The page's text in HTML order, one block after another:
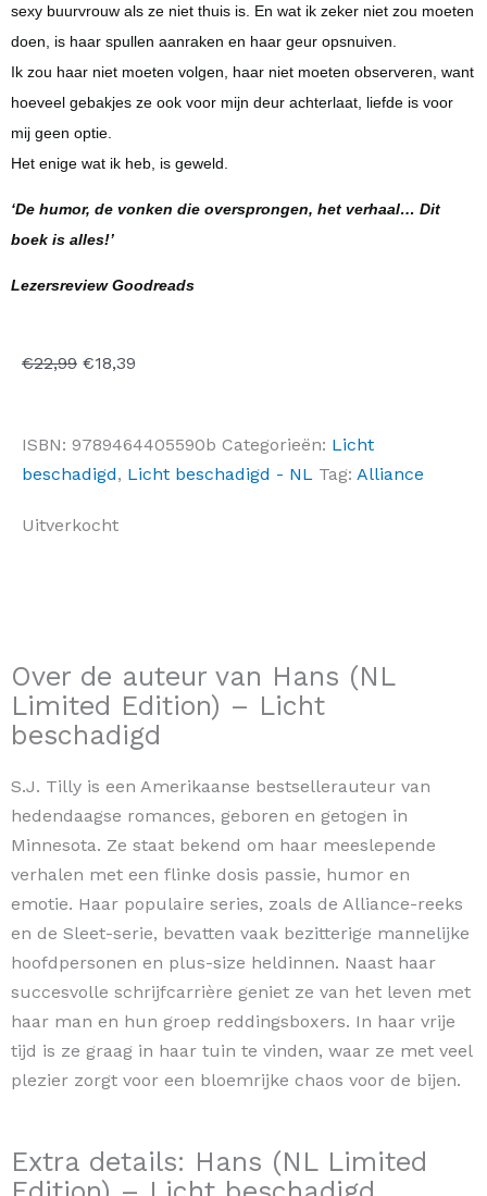
sexy buurvrouw als ze niet thuis is. En wat ik zeker niet zou moeten
doen, is haar spullen aanraken en haar geur opsnuiven.
Ik zou haar niet moeten volgen, haar niet moeten observeren, want
hoeveel gebakjes ze ook voor mijn deur achterlaat, liefde is voor
mij geen optie.
Het enige wat ik heb, is geweld.
‘De humor, de vonken die oversprongen, het verhaal… Dit
boek is alles!’
Lezersreview Goodreads
€22,99 Oorspronkelijke
€22,99.
€18,39
€18,39.
ISBN: 9789464405590b Categorieën: Licht
beschadigd, Licht beschadigd - NL Tag: Alliance
Uitverkocht
Over de auteur van Hans (NL
Limited Edition) – Licht
beschadigd
S.J. Tilly is een Amerikaanse bestsellerauteur van
hedendaagse romances, geboren en getogen in
Minnesota. Ze staat bekend om haar meeslepende
verhalen met een flinke dosis passie, humor en
emotie. Haar populaire series, zoals de Alliance-reeks
en de Sleet-serie, bevatten vaak bezitterige mannelijke
hoofdpersonen en plus-size heldinnen. Naast haar
succesvolle schrijfcarrière geniet ze van het leven met
haar man en hun groep reddingsboxers. In haar vrije
tijd is ze graag in haar tuin te vinden, waar ze met veel
plezier zorgt voor een bloemrijke chaos voor de bijen.
Extra details: Hans (NL Limited